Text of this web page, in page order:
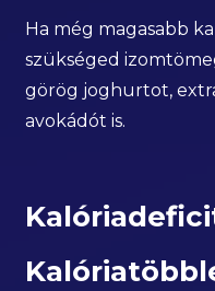
Ha még magasabb
szükséged
görög joghurtot,
avokádót is.